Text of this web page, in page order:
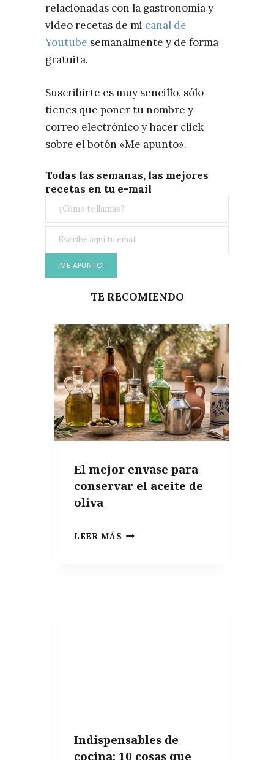
relacionadas con la gastronomía y
video recetas de mi canal de
Youtube semanalmente y de forma
gratuita.
Suscribirte es muy sencillo, sólo
tienes que poner tu nombre y
correo electrónico y hacer click
sobre el botón «Me apunto».
Todas las semanas, las mejores
recetas en tu e-mail
TE RECOMIENDO
El mejor envase para
conservar el aceite de
oliva
LEER MÁS EL
Indispensables de
cocina: 10 cosas que